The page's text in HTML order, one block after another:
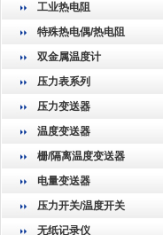
工业热电阻
特殊热电偶/热电阻
双金属温度计
压力表系列
压力变送器
温度变送器
栅/隔离温度变送器
电量变送器
压力开关/温度开关
无纸记录仪